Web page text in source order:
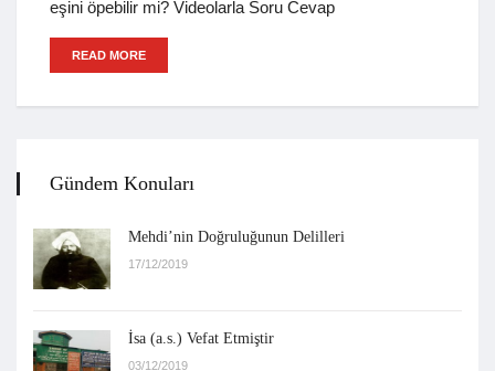
eşini öpebilir mi? Videolarla Soru Cevap
READ MORE
Gündem Konuları
Mehdi’nin Doğruluğunun Delilleri
17/12/2019
İsa (a.s.) Vefat Etmiştir
03/12/2019